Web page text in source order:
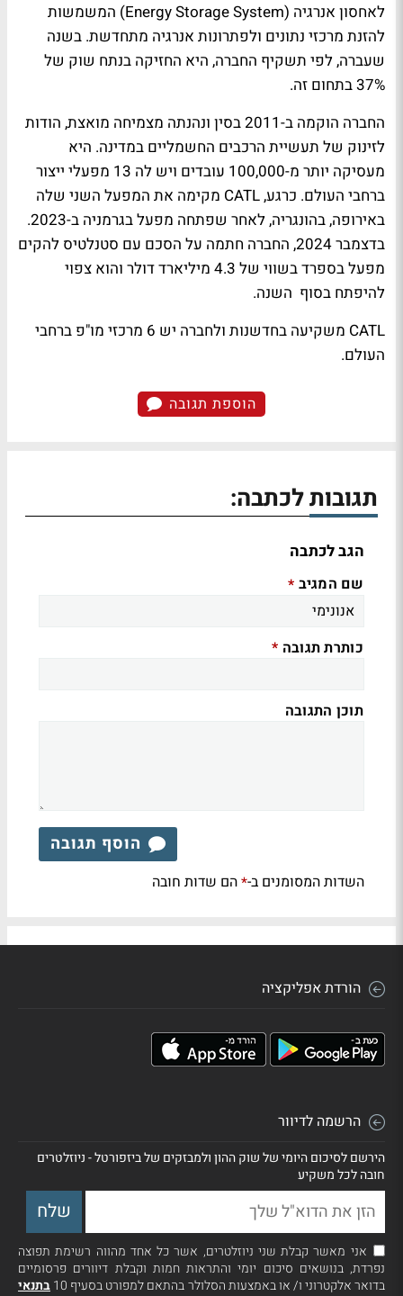
לאחסון אנרגיה (Energy Storage System) המשמשות
להזנת מרכזי נתונים ולפתרונות אנרגיה מתחדשת. בשנה
שעברה, לפי תשקיף החברה, היא החזיקה בנתח שוק של
37% בתחום זה.
החברה הוקמה ב-2011 בסין ונהנתה מצמיחה מואצת, הודות
לזינוק של תעשיית הרכבים החשמליים במדינה. היא
מעסיקה יותר מ-100,000 עובדים ויש לה 13 מפעלי ייצור
ברחבי העולם. כרגע, CATL מקימה את המפעל השני שלה
באירופה, בהונגריה, לאחר שפתחה מפעל בגרמניה ב-2023.
בדצמבר 2024, החברה חתמה על הסכם עם סטנלטיס להקים
מפעל בספרד בשווי של 4.3 מיליארד דולר והוא צפוי
להיפתח בסוף השנה.
CATL משקיעה בחדשנות ולחברה יש 6 מרכזי מו"פ ברחבי
העולם.
הוספת תגובה
תגובות לכתבה:
הגב לכתבה
שם המגיב *
כותרת תגובה *
תוכן התגובה
הוסף תגובה
השדות המסומנים ב-*הם שדות חובה
הורדת אפליקציה
הרשמה לדיוור
הירשם לסיכום היומי של שוק ההון ולמבזקים של ביזפורטל - ניוזלטרים
חובה לכל משקיע
אני מאשר קבלת שני ניוזלטרים, אשר כל אחד מהווה רשימת תפוצה
נפרדת, בנושאים סיכום יומי והתראות חמות וקבלת דיוורים פרסומיים
בדואר אלקטרוני ו/ או באמצעות הסלולר בהתאם למפורט בסעיף 10
בתנאי